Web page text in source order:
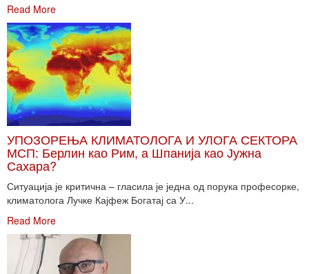
Read More
УПОЗОРЕЊА КЛИМАТОЛОГА И УЛОГА СЕКТОРА
МСП: Берлин као Рим, а Шпанија као Јужна
Сахара?
Ситуација је критична – гласила је једна од порука професорке,
климатолога Лучке Кајфеж Богатај са У...
Read More